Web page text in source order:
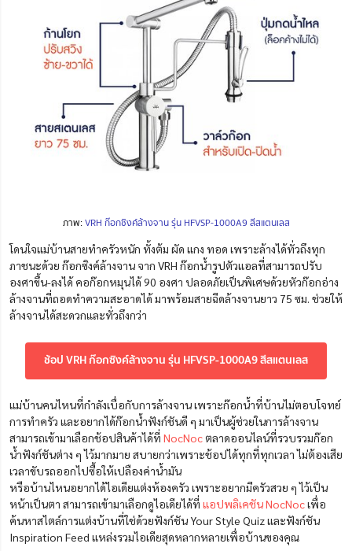
ภาพ:VRH ก๊อกซิงค์ล้างจาน รุ่น HFVSP-1000A9 สีสแตนเลส
โดนใจแม่บ้านสายทำครัวหนัก ทั้งต้ม ผัด แกง ทอด เพราะล้างได้ทั่วถึงทุก
ภาชนะด้วย ก๊อกซิงค์ล้างจาน จาก VRH ก๊อกน้ำรูปตัวแอลที่สามารถปรับ
องศาขึ้น-ลงได้ คอก๊อกหมุนได้ 90 องศา ปลอดภัยเป็นพิเศษด้วยหัวก๊อกอ่าง
ล้างจานที่ถอดทำความสะอาดได้ มาพร้อมสายฉีดล้างจานยาว 75 ซม. ช่วยให้
ล้างจานได้สะดวกและทั่วถึงกว่า
ช้อป VRH ก๊อกซิงค์ล้างจาน รุ่น HFVSP-1000A9 สีสแตนเลส
แม่บ้านคนไหนที่กำลังเบื่อกับการล้างจาน เพราะก๊อกน้ำที่บ้านไม่ตอบโจทย์
การทำครัว และอยากได้ก๊อกน้ำฟังก์ชันดี ๆ มาเป็นผู้ช่วยในการล้างจาน
สามารถเข้ามาเลือกช้อปสินค้าได้ที่ NocNocตลาดออนไลน์ที่รวบรวมก๊อก
น้ำฟังก์ชันต่าง ๆ ไว้มากมาย สบายกว่าเพราะช้อปได้ทุกที่ทุกเวลา ไม่ต้องเสีย
เวลาขับรถออกไปซื้อให้เปลืองค่าน้ำมัน
หรือบ้านไหนอยากได้ไอเดียแต่งห้องครัว เพราะอยากมีครัวสวย ๆ ไว้เป็น
หน้าเป็นตา สามารถเข้ามาเลือกดูไอเดียได้ที่ แอปพลิเคชัน NocNocเพื่อ
ค้นหาสไตล์การแต่งบ้านที่ใช่ด้วยฟังก์ชัน Your Style Quiz และฟังก์ชัน
Inspiration Feed แหล่งรวมไอเดียสุดหลากหลายเพื่อบ้านของคุณ